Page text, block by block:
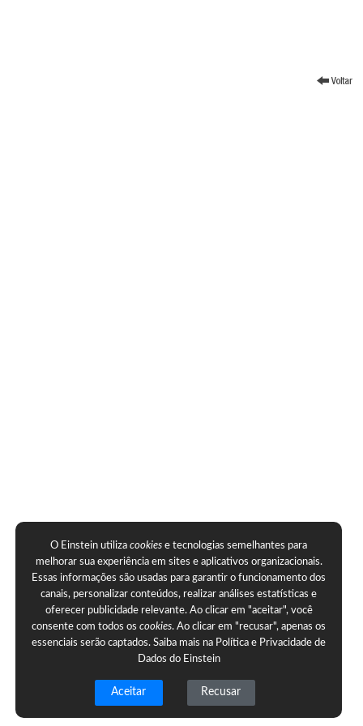
O Einstein utilizacookies e tecnologias semelhantes para
melhorar sua experiência em sites e aplicativos organizacionais.
Essas informações são usadas para garantir o funcionamento dos
canais, personalizar conteúdos, realizar análises estatísticas e
oferecer publicidade relevante. Ao clicar em "aceitar", você
consente com todos oscookies. Ao clicar em "recusar", apenas os
essenciais serão captados. Saiba mais na Política e Privacidade de
Dados do Einstein
Aceitar Recusar